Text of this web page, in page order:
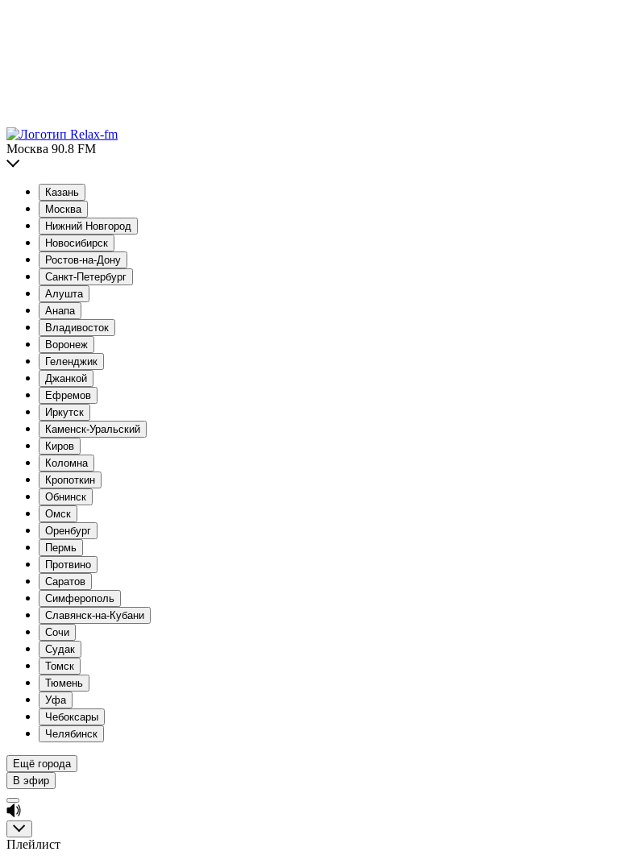
Москва 90.8 FM
Казань
Москва
Нижний Новгород
Новосибирск
Ростов-на-Дону
Санкт-Петербург
Алушта
Анапа
Владивосток
Воронеж
Геленджик
Джанкой
Ефремов
Иркутск
Каменск-Уральский
Киров
Коломна
Кропоткин
Обнинск
Омск
Оренбург
Пермь
Протвино
Саратов
Симферополь
Славянск-на-Кубани
Сочи
Судак
Томск
Тюмень
Уфа
Чебоксары
Челябинск
Ещё города
В эфир
Плейлист